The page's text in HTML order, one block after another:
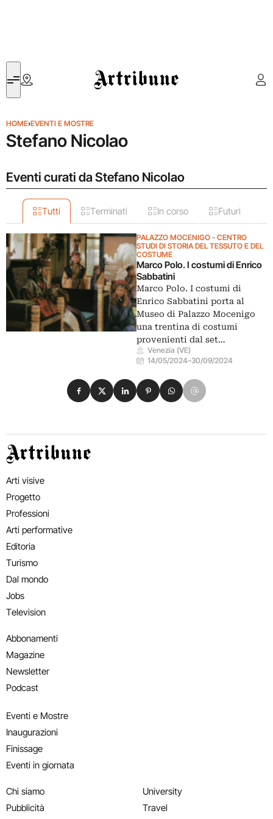
Artribune
HOME›EVENTI E MOSTRE
Stefano Nicolao
Eventi curati da Stefano Nicolao
Tutti Terminati In corso Futuri
PALAZZO MOCENIGO - CENTRO
STUDI DI STORIA DEL TESSUTO E DEL
COSTUME
Marco Polo. I costumi di Enrico
Sabbatini
Marco Polo. I costumi di
Enrico Sabbatini porta al
Museo di Palazzo Mocenigo
una trentina di costumi
provenienti dal set…
Venezia (VE)
14/05/2024–30/09/2024
Condividi su Facebook
Condividi su X
Condividi su LinkedIn
Condividi su Pinterest
Condividi su WhatsApp
Condividi su Email
Artribune
Arti visive
Progetto
Professioni
Arti performative
Editoria
Turismo
Dal mondo
Jobs
Television
Abbonamenti
Magazine
Newsletter
Podcast
Eventi e Mostre
Inaugurazioni
Finissage
Eventi in giornata
Chi siamo
Pubblicità
University
Travel